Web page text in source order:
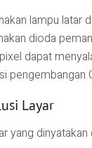
lampu latar
dioda
dapat
pengembangan
Layar
yang